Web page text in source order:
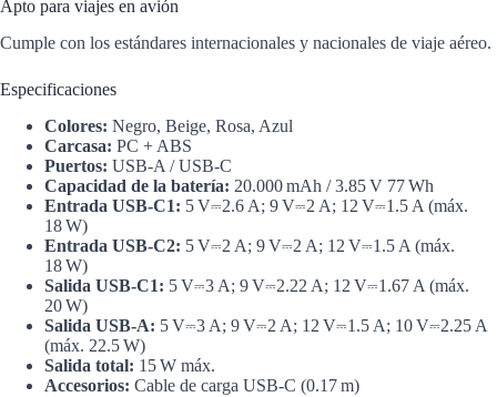
Apto para viajes en avión
Cumple con los estándares internacionales y nacionales de viaje aéreo.
Especificaciones
Colores: Negro, Beige, Rosa, Azul
Carcasa: PC + ABS
Puertos: USB-A / USB-C
Capacidad de la batería: 20.000 mAh / 3.85 V 77 Wh
Entrada USB-C1: 5 V⎓2.6 A; 9 V⎓2 A; 12 V⎓1.5 A (máx.
18 W)
Entrada USB-C2: 5 V⎓2 A; 9 V⎓2 A; 12 V⎓1.5 A (máx.
18 W)
Salida USB-C1: 5 V⎓3 A; 9 V⎓2.22 A; 12 V⎓1.67 A (máx.
20 W)
Salida USB-A: 5 V⎓3 A; 9 V⎓2 A; 12 V⎓1.5 A; 10 V⎓2.25 A
(máx. 22.5 W)
Salida total: 15 W máx.
Accesorios: Cable de carga USB-C (0.17 m)